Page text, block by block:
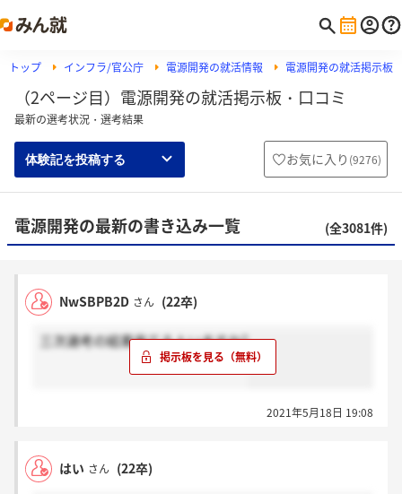
トップ インフラ/官公庁 電源開発の就活情報 電源開発の就活掲示板
（2ページ目）電源開発の就活掲示板・口コミ
最新の選考状況・選考結果
体験記を投稿する お気に入り (9276)
電源開発の最新の書き込み一覧 (全3081件)
NwSBPB2D さん (22卒)
三次選考の結果来てる人いますか?
2021年5月18日 19:08
はい さん (22卒)